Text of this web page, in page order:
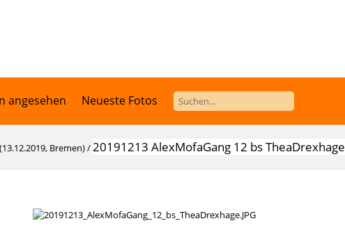
angesehen Neueste Fotos
Bremen)/20191213 AlexMofaGang 12 bs TheaDrexhage